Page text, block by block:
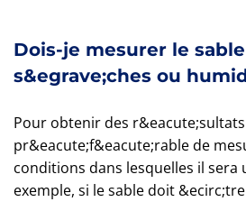
Dois-je mesurer le
s&egrave;ches ou
Pour obtenir des
pr&eacute;f&eacute;rable de
conditions dans lesquelles il sera
exemple, si le sable doit